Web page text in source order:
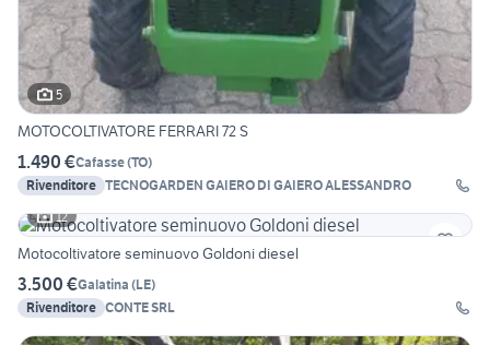
5
MOTOCOLTIVATORE FERRARI 72 S
1.490 €Cafasse(TO)
Rivenditore TECNOGARDEN GAIERO DI GAIERO ALESSANDRO
12
Motocoltivatore seminuovo Goldoni diesel
3.500 €Galatina (LE)
Rivenditore CONTE SRL